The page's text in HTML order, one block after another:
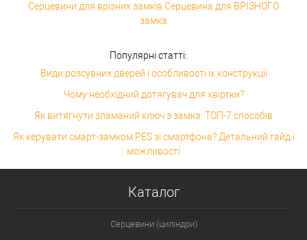
Серцевини для врізних замків Серцевина для ВРІЗНОГО
замка
Популярні статті:
Види розсувних дверей і особливості їх конструкції
Чому необхідний дотягувач для хвіртки?
Як витягнути зламаний ключ з замка: ТОП-7 способів
Як керувати смарт-замком PES зі смартфона? Детальний гайд і
можливості
Каталог
Серцевини (циліндри)